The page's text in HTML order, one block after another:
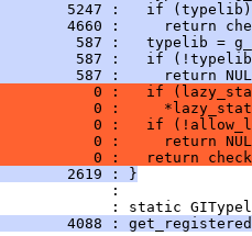
5247 :   if (typelib)
4660 :     return
587 :   typelib =
587 :   if
587 :     return
0 :   if
0 :
0 :   if
0 :     return
0 :   return
2619 : }
:
: static
4088 :